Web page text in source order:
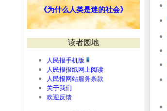
《为什么人类是迷的社会》
读者园地
人民报手机版
人民报报纸网上阅读
人民报网站服务条款
关于我们
欢迎反馈